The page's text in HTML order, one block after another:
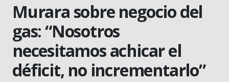
Murara sobre negocio del
gas: “Nosotros
necesitamos achicar el
déficit, no incrementarlo”